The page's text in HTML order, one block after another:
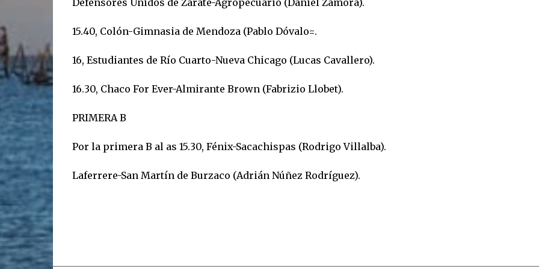
Defensores Unidos de Zárate-Agropecuario (Daniel Zamora).
15.40, Colón-Gimnasia de Mendoza (Pablo Dóvalo=.
16, Estudiantes de Río Cuarto-Nueva Chicago (Lucas Cavallero).
16.30, Chaco For Ever-Almirante Brown (Fabrizio Llobet).
PRIMERA B
Por la primera B al as 15.30, Fénix-Sacachispas (Rodrigo Villalba).
Laferrere-San Martín de Burzaco (Adrián Núñez Rodríguez).